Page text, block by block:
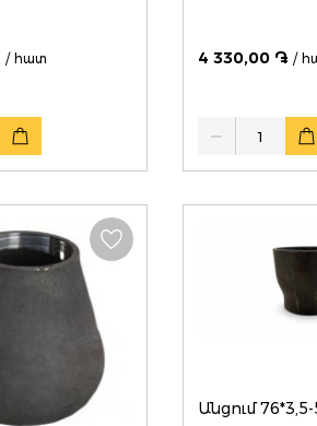
/ հատ 4 330,00 ֏ /
Անցում 76*3,5-